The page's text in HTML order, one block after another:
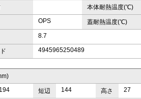
本体耐熱温度(℃)
OPS 蓋耐熱温度(℃)
8.7
4945965250489
194 短辺 144 高さ 27